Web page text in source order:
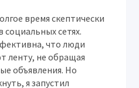
время скептически
социальных сетях.
что люди
ленту, не обращая
объявления. Но
я запустил